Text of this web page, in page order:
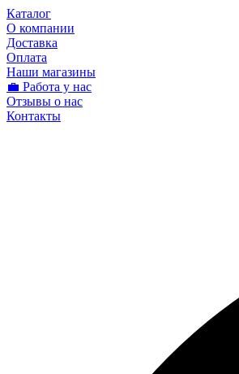
Каталог
О компании
Доставка
Оплата
Наши магазины
💼 Работа у нас
Отзывы о нас
Контакты